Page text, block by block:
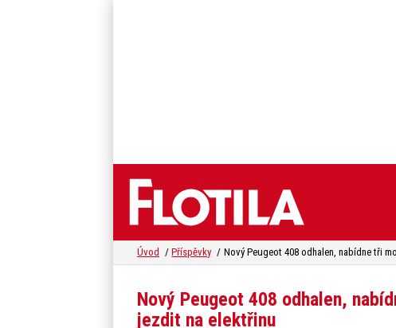
Úvod Příspěvky
Nový Peugeot 408 odhalen,
jezdit na elektřinu